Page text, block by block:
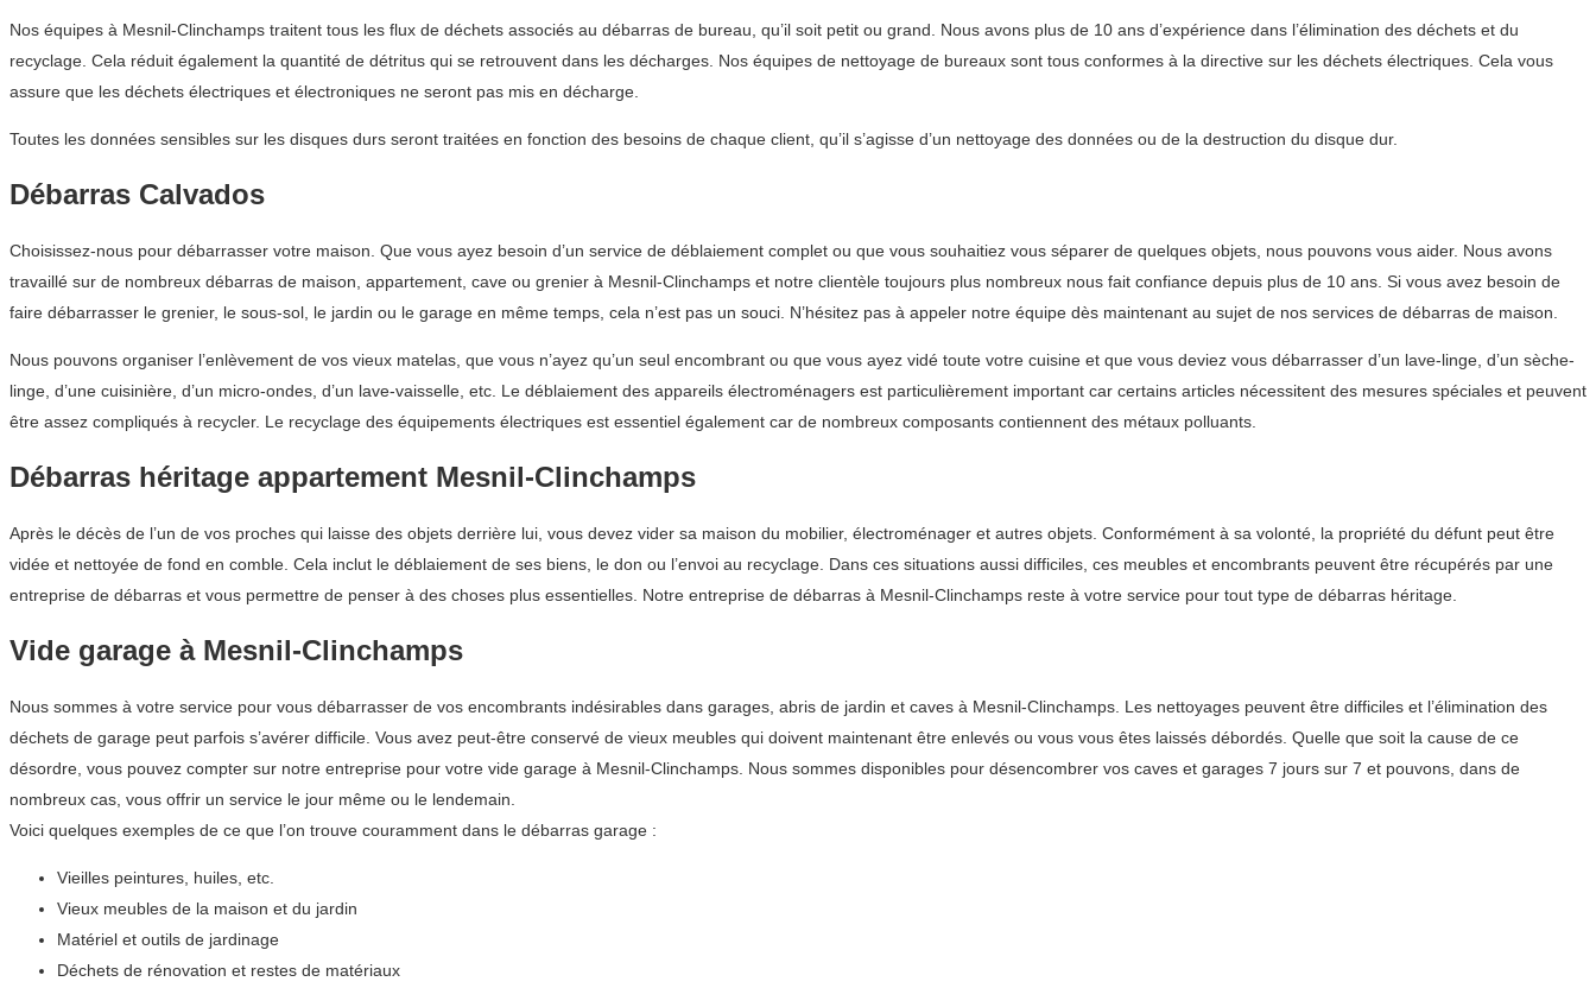
Nos équipes à Mesnil-Clinchamps traitent tous les flux de déchets associés au débarras de bureau, qu’il soit petit ou grand. Nous avons plus de 10 ans d’expérience dans l’élimination des déchets et du
recyclage. Cela réduit également la quantité de détritus qui se retrouvent dans les décharges. Nos équipes de nettoyage de bureaux sont tous conformes à la directive sur les déchets électriques. Cela vous
assure que les déchets électriques et électroniques ne seront pas mis en décharge.
Toutes les données sensibles sur les disques durs seront traitées en fonction des besoins de chaque client, qu’il s’agisse d’un nettoyage des données ou de la destruction du disque dur.
Débarras Calvados
Choisissez-nous pour débarrasser votre maison. Que vous ayez besoin d’un service de déblaiement complet ou que vous souhaitiez vous séparer de quelques objets, nous pouvons vous aider. Nous avons
travaillé sur de nombreux débarras de maison, appartement, cave ou grenier à Mesnil-Clinchamps et notre clientèle toujours plus nombreux nous fait confiance depuis plus de 10 ans. Si vous avez besoin de
faire débarrasser le grenier, le sous-sol, le jardin ou le garage en même temps, cela n’est pas un souci. N’hésitez pas à appeler notre équipe dès maintenant au sujet de nos services de débarras de maison.
Nous pouvons organiser l’enlèvement de vos vieux matelas, que vous n’ayez qu’un seul encombrant ou que vous ayez vidé toute votre cuisine et que vous deviez vous débarrasser d’un lave-linge, d’un sèche-
linge, d’une cuisinière, d’un micro-ondes, d’un lave-vaisselle, etc. Le déblaiement des appareils électroménagers est particulièrement important car certains articles nécessitent des mesures spéciales et peuvent
être assez compliqués à recycler. Le recyclage des équipements électriques est essentiel également car de nombreux composants contiennent des métaux polluants.
Débarras héritage appartement Mesnil-Clinchamps
Après le décès de l’un de vos proches qui laisse des objets derrière lui, vous devez vider sa maison du mobilier, électroménager et autres objets. Conformément à sa volonté, la propriété du défunt peut être
vidée et nettoyée de fond en comble. Cela inclut le déblaiement de ses biens, le don ou l’envoi au recyclage. Dans ces situations aussi difficiles, ces meubles et encombrants peuvent être récupérés par une
entreprise de débarras et vous permettre de penser à des choses plus essentielles. Notre entreprise de débarras à Mesnil-Clinchamps reste à votre service pour tout type de débarras héritage.
Vide garage à Mesnil-Clinchamps
Nous sommes à votre service pour vous débarrasser de vos encombrants indésirables dans garages, abris de jardin et caves à Mesnil-Clinchamps. Les nettoyages peuvent être difficiles et l’élimination des
déchets de garage peut parfois s’avérer difficile. Vous avez peut-être conservé de vieux meubles qui doivent maintenant être enlevés ou vous vous êtes laissés débordés. Quelle que soit la cause de ce
désordre, vous pouvez compter sur notre entreprise pour votre vide garage à Mesnil-Clinchamps. Nous sommes disponibles pour désencombrer vos caves et garages 7 jours sur 7 et pouvons, dans de
nombreux cas, vous offrir un service le jour même ou le lendemain.
Voici quelques exemples de ce que l’on trouve couramment dans le débarras garage :
Vieilles peintures, huiles, etc.
Vieux meubles de la maison et du jardin
Matériel et outils de jardinage
Déchets de rénovation et restes de matériaux